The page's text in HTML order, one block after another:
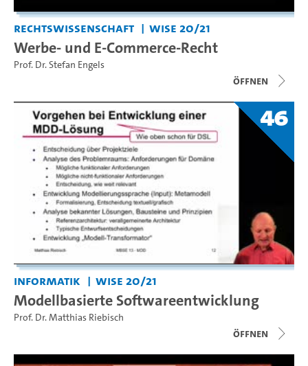
Rechtswissenschaft WiSe 20/21
Werbe- und E-Commerce-Recht
Prof. Dr. Stefan Engels
Öffnen
46
Informatik WiSe 20/21
Modellbasierte Softwareentwicklung
Prof. Dr. Matthias Riebisch
Öffnen